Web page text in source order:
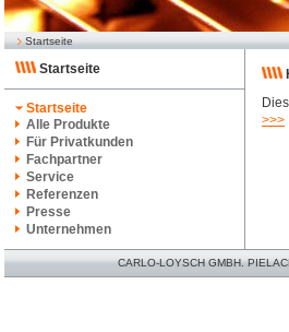
Startseite
Startseite
Startseite
Alle Produkte
Für Privatkunden
Fachpartner
Service
Referenzen
Presse
Unternehmen
>>>
CARLO-LOYSCH GMBH.